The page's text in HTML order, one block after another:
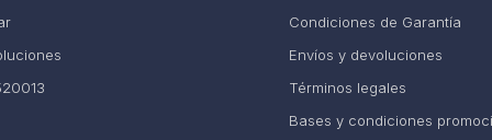
Condiciones de Garantía
Envíos y devoluciones
Términos legales
Bases y condiciones